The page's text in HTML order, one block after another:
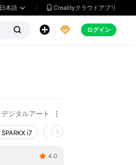
日本語   Crealityクラウドアプリ
   ログイン
デジタルアート 
SPARKX i7 Creality Hi
 4.0